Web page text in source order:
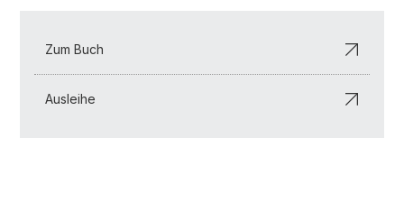
Zum Buch
Ausleihe